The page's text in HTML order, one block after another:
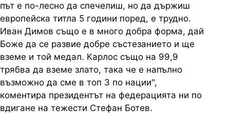
път е по-лесно да спечелиш, но да държиш
европейска титла 5 години поред, е трудно.
Иван Димов също е в много добра форма, дай
Боже да се развие добре състезанието и ще
вземе и той медал. Карлос също на 99,9
трябва да вземе злато, така че е напълно
възможно да сме в топ 3 по нации",
коментира президентът на федерацията ни по
вдигане на тежести Стефан Ботев.